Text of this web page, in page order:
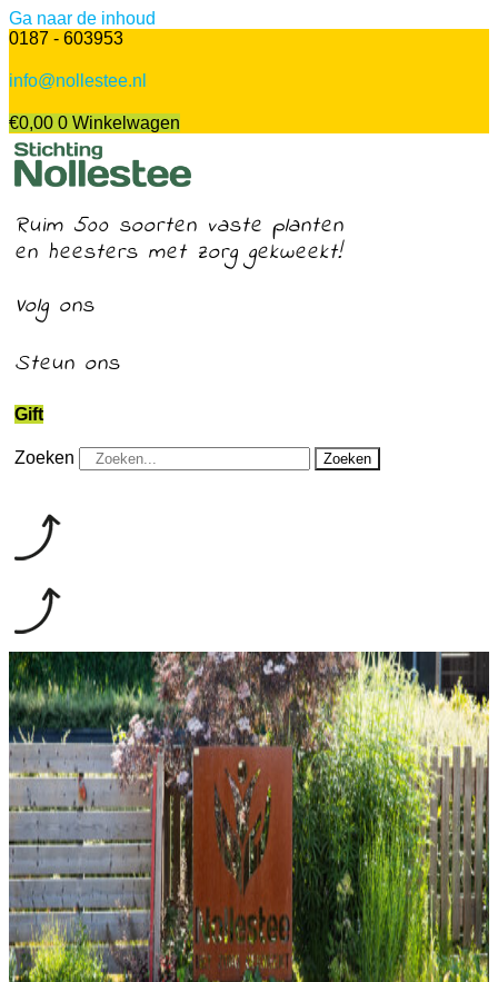
Ga naar de inhoud
0187 - 603953
info@nollestee.nl
€0,00 0 Winkelwagen
Ruim 500 soorten vaste planten
en heesters met zorg gekweekt!
Volg ons
Steun ons
Gift
Zoeken Zoeken